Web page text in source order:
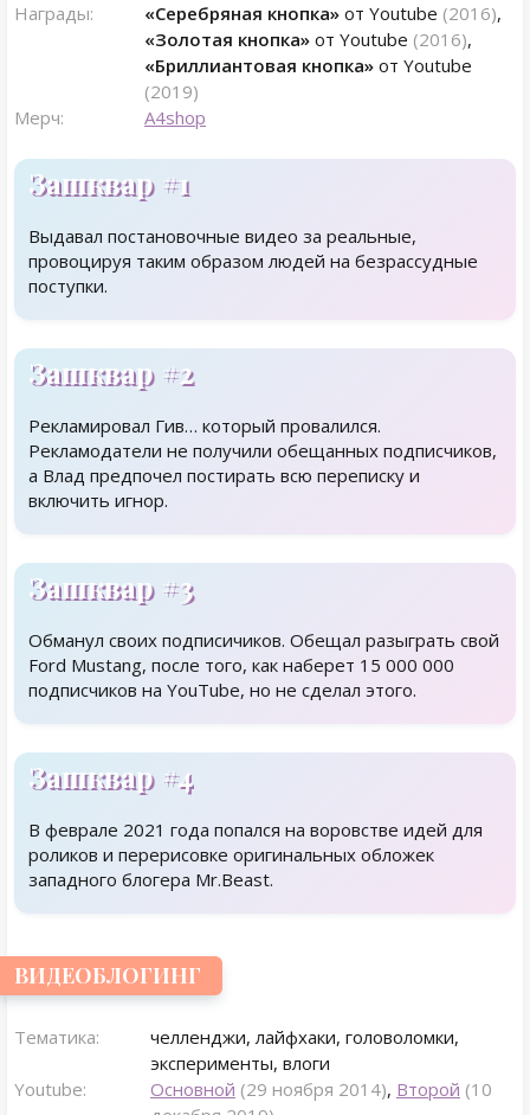
Награды:
«Серебряная кнопка» от Youtube (2016),
«Золотая кнопка» от Youtube (2016),
«Бриллиантовая кнопка» от Youtube
(2019)
Мерч:
А4shop
Зашквар #1
Выдавал постановочные видео за реальные,
провоцируя таким образом людей на безрассудные
поступки.
Зашквар #2
Рекламировал Гив… который провалился.
Рекламодатели не получили обещанных подписчиков,
а Влад предпочел постирать всю переписку и
включить игнор.
Зашквар #3
Обманул своих подписичиков. Обещал разыграть свой
Ford Mustang, после того, как наберет 15 000 000
подписчиков на YouTube, но не сделал этого.
Зашквар #4
В феврале 2021 года попался на воровстве идей для
роликов и перерисовке оригинальных обложек
западного блогера Mr.Beast.
ВИДЕОБЛОГИНГ
Тематика:
челленджи, лайфхаки, головоломки,
эксперименты, влоги
Youtube:
Основной (29 ноября 2014), Второй (10